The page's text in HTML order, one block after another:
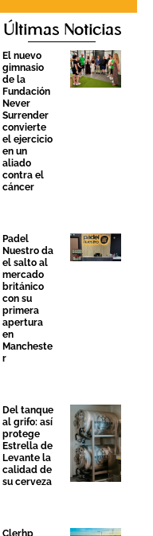
Últimas Noticias
El nuevo
gimnasio
de la
Fundación
Never
Surrender
convierte
el ejercicio
en un
aliado
contra el
cáncer
Padel
Nuestro da
el salto al
mercado
británico
con su
primera
apertura
en
Mancheste
r
Del tanque
al grifo: así
protege
Estrella de
Levante la
calidad de
su cerveza
Clerhp